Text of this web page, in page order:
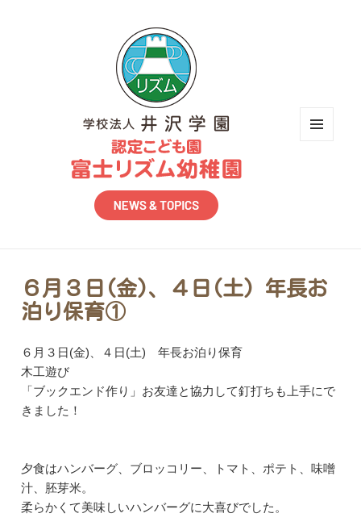
６月３日(金)、４日(土) 年長お
泊り保育①
６月３日(金)、４日(土) 年長お泊り保育
木工遊び
「ブックエンド作り」お友達と協力して釘打ちも上手にで
きました！
夕食はハンバーグ、ブロッコリー、トマト、ポテト、味噌
汁、胚芽米。
柔らかくて美味しいハンバーグに大喜びでした。